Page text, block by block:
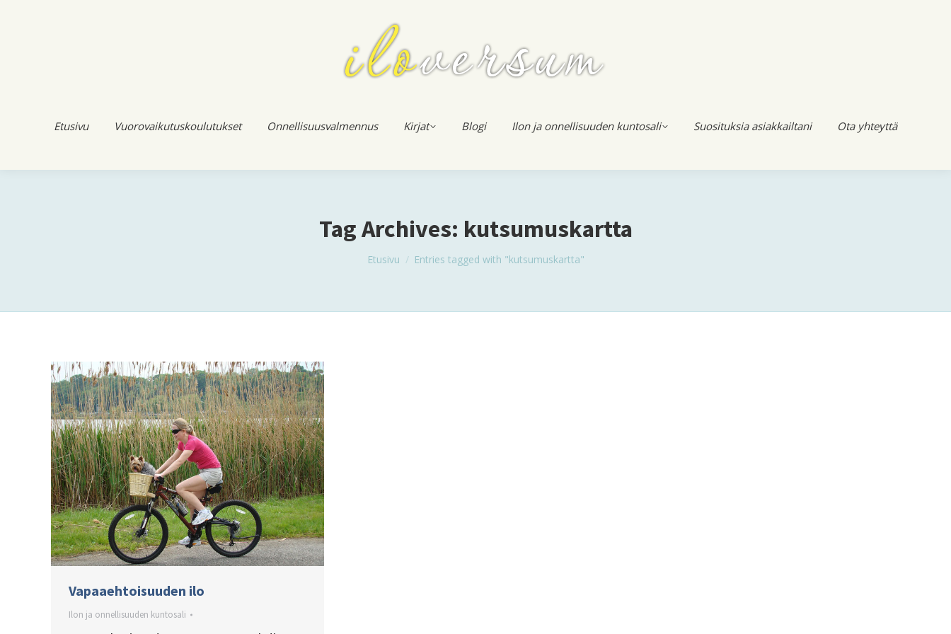
Etusivu Vuorovaikutuskoulutukset Onnellisuusvalmennus Kirjat Blogi Ilon ja onnellisuuden kuntosali Suosituksia asiakkailtani Ota yhteyttä
Tag Archives: kutsumuskartta
You are here:
Etusivu Entries tagged with "kutsumuskartta"
Vapaaehtoisuuden ilo
Ilon ja onnellisuuden kuntosali